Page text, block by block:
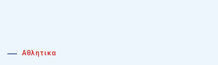
Αθλητικα